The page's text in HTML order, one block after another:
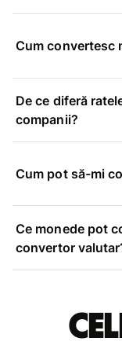
Cum convertesc
De ce diferă
companii?
Cum pot să-mi
Ce monede pot
convertor